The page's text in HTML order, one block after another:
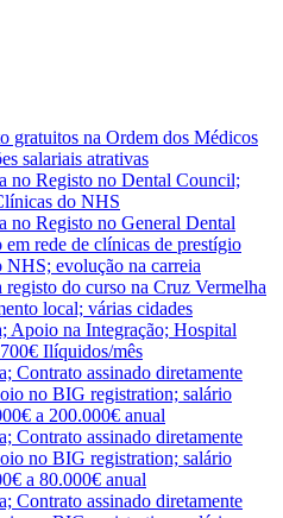
gratuitos na Ordem dos Médicos
salariais atrativas
no Registo no Dental Council;
do NHS
no Registo no General Dental
rede de clínicas de prestígio
NHS; evolução na carreia
do curso na Cruz Vermelha
local; várias cidades
Apoio na Integração; Hospital
Ilíquidos/mês
Contrato assinado diretamente
no BIG registration; salário
a 200.000€ anual
Contrato assinado diretamente
no BIG registration; salário
a 80.000€ anual
Contrato assinado diretamente